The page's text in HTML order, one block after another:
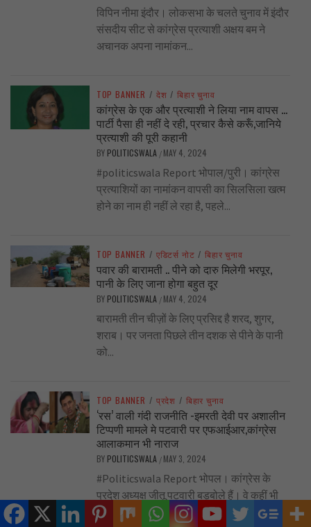
विपिन नीमा इंदौर। लोकसभा के चलते चुनाव में इंदौर
संसदीय सीट से कांग्रेस प्रत्याशी अक्षय बम ने
अचानक अपना नामांकन...
TOP BANNER / देश / बिहार चुनाव
कांग्रेस के एक और प्रत्याशी ने लिया नाम वापस …
पार्टी पैसा ही नहीं दे रही, प्रचार कैसे करूँ,जानिये
प्रत्याशी की पूरी कहानी
BY POLITICSWALA / MAY 4, 2024
#politicswala Report भोपाल/पुरी। कांग्रेस
प्रत्याशियों का नामांकन वापसी का सिलसिला खत्म
होने का नाम ही नहीं ले रहा है, पहले...
TOP BANNER / एडिटर्स नोट / बिहार चुनाव
पवार की बारामती .. पीने को दारु मिलेगी भरपूर,
पानी के लिए जाना होगा बहुत दूर
BY POLITICSWALA / MAY 4, 2024
बारामती तीन चीज़ों के लिए प्रसिद्द है शरद, शुगर,
शराब। पर जनता पिछले तीन दशक से पीने के पानी
को...
TOP BANNER / प्रदेश / बिहार चुनाव
‘रस’ वाली गंदी राजनीति -इमरती देवी पर अशालीन
टिप्पणी मामले मे पटवारी पर एफआईआर,कांग्रेस
आलाकमान भी नाराज
BY POLITICSWALA / MAY 3, 2024
#Politicswala Report भोपल। कांग्रेस के
प्रदेश अध्यक्ष जीतू पटवारी बड़बोले हैं। वे कहीं भी
कुछ भी बोल सकते हैं। अब...